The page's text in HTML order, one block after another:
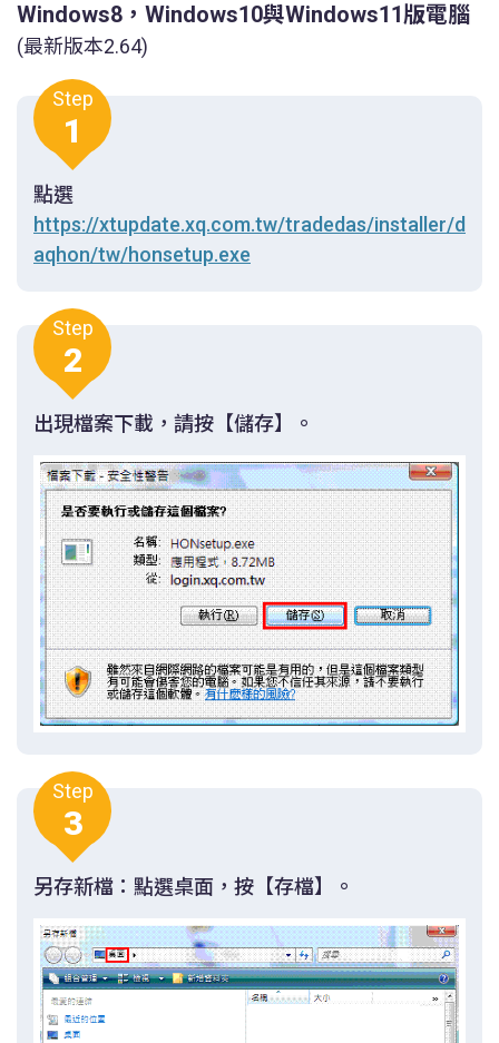
Windows8，Windows10與Windows11版電腦
(最新版本2.64)
Step
1
點選
https://xtupdate.xq.com.tw/tradedas/installer/d
aqhon/tw/honsetup.exe
Step
2
出現檔案下載，請按【儲存】。
Step
3
另存新檔：點選桌面，按【存檔】。